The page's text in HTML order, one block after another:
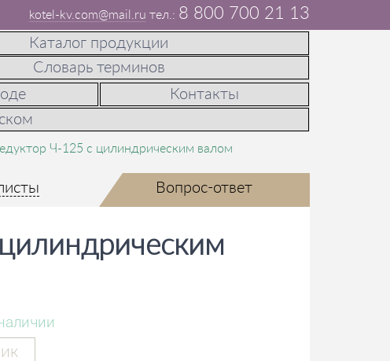
kotel-kv.com@mail.ru 8 800 700 21 13
Каталог продукции
Словарь терминов
Контакты
Ч-125 с цилиндрическим валом
Вопрос-ответ